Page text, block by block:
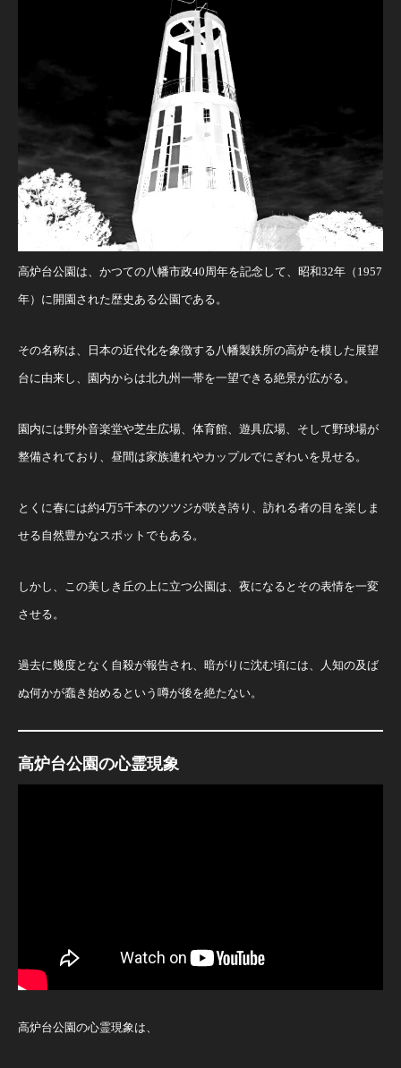
高炉台公園は、かつての八幡市政40周年を記念して、昭和32年（1957
年）に開園された歴史ある公園である。
その名称は、日本の近代化を象徴する八幡製鉄所の高炉を模した展望
台に由来し、園内からは北九州一帯を一望できる絶景が広がる。
園内には野外音楽堂や芝生広場、体育館、遊具広場、そして野球場が
整備されており、昼間は家族連れやカップルでにぎわいを見せる。
とくに春には約4万5千本のツツジが咲き誇り、訪れる者の目を楽しま
せる自然豊かなスポットでもある。
しかし、この美しき丘の上に立つ公園は、夜になるとその表情を一変
させる。
過去に幾度となく自殺が報告され、暗がりに沈む頃には、人知の及ば
ぬ何かが蠢き始めるという噂が後を絶たない。
高炉台公園の心霊現象
高炉台公園の心霊現象は、